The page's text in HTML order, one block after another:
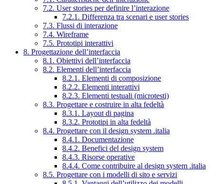
7.2. User stories per definire l’interazione
7.2.1. Differenza tra scenari e user stories
7.3. Flussi di interazione
7.4. Wireframe
7.5. Prototipi interattivi
8. Progettazione dell’interfaccia
8.1. Obiettivi dell’interfaccia
8.2. Elementi dell’interfaccia
8.2.1. Elementi di composizione
8.2.2. Elementi interattivi
8.2.3. Elementi testuali (microtesti)
8.3. Progettare e costruire in alta fedeltà
8.3.1. Layout di pagina
8.3.2. Prototipi in alta fedeltà
8.4. Progettare con il design system .italia
8.4.1. Documentazione
8.4.2. Benefici del design system
8.4.3. Risorse operative
8.4.4. Come contribuire al design system .italia
8.5. Progettare con i modelli di sito e servizi